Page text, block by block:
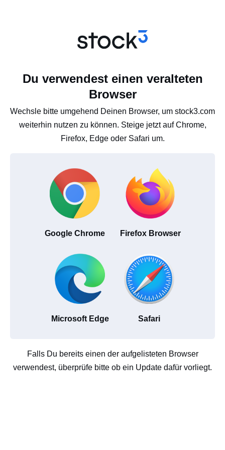
Du verwendest einen veralteten
Browser
Wechsle bitte umgehend Deinen Browser, um stock3.com
weiterhin nutzen zu können. Steige jetzt auf Chrome,
Firefox, Edge oder Safari um.
Google Chrome Firefox Browser
Microsoft Edge Safari
Falls Du bereits einen der aufgelisteten Browser
verwendest, überprüfe bitte ob ein Update dafür vorliegt.